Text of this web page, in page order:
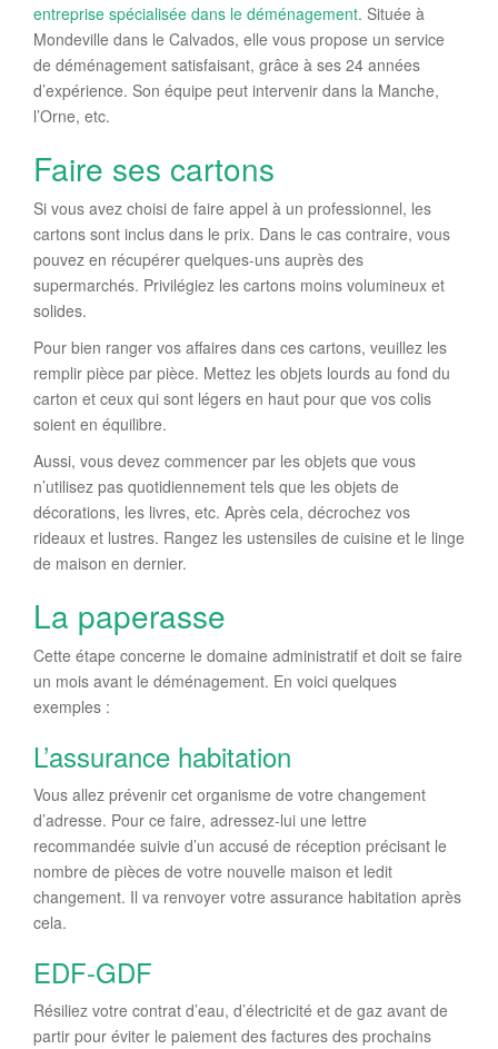
entreprise spécialisée dans le déménagement. Située à
Mondeville dans le Calvados, elle vous propose un service
de déménagement satisfaisant, grâce à ses 24 années
d’expérience. Son équipe peut intervenir dans la Manche,
l’Orne, etc.
Faire ses cartons
Si vous avez choisi de faire appel à un professionnel, les
cartons sont inclus dans le prix. Dans le cas contraire, vous
pouvez en récupérer quelques-uns auprès des
supermarchés. Privilégiez les cartons moins volumineux et
solides.
Pour bien ranger vos affaires dans ces cartons, veuillez les
remplir pièce par pièce. Mettez les objets lourds au fond du
carton et ceux qui sont légers en haut pour que vos colis
soient en équilibre.
Aussi, vous devez commencer par les objets que vous
n’utilisez pas quotidiennement tels que les objets de
décorations, les livres, etc. Après cela, décrochez vos
rideaux et lustres. Rangez les ustensiles de cuisine et le linge
de maison en dernier.
La paperasse
Cette étape concerne le domaine administratif et doit se faire
un mois avant le déménagement. En voici quelques
exemples :
L’assurance habitation
Vous allez prévenir cet organisme de votre changement
d’adresse. Pour ce faire, adressez-lui une lettre
recommandée suivie d’un accusé de réception précisant le
nombre de pièces de votre nouvelle maison et ledit
changement. Il va renvoyer votre assurance habitation après
cela.
EDF-GDF
Résiliez votre contrat d’eau, d’électricité et de gaz avant de
partir pour éviter le paiement des factures des prochains